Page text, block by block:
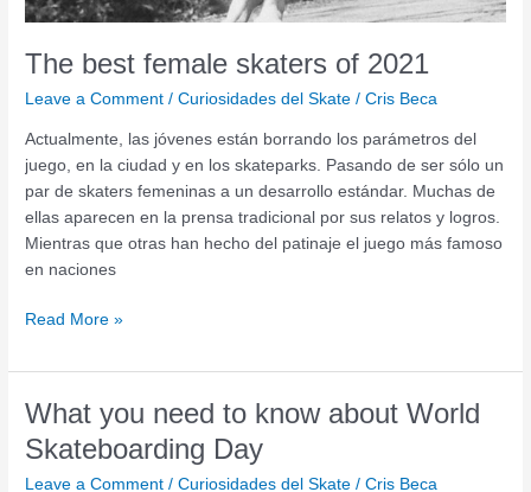
The best female skaters of 2021
Leave a Comment /Curiosidades del Skate /Cris Beca
Actualmente, las jóvenes están borrando los parámetros del
juego, en la ciudad y en los skateparks. Pasando de ser sólo un
par de skaters femeninas a un desarrollo estándar. Muchas de
ellas aparecen en la prensa tradicional por sus relatos y logros.
Mientras que otras han hecho del patinaje el juego más famoso
en naciones
Read More »
What you need to know about World
Skateboarding Day
Leave a Comment /Curiosidades del Skate /Cris Beca
What
need
to